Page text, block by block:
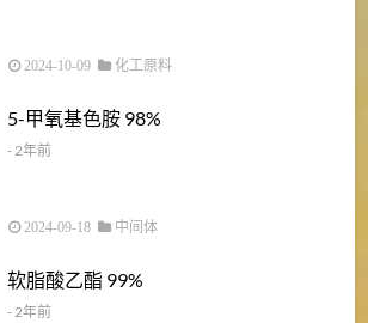
2024-10-09 化工原料
5-甲氧基色胺 98%
- 2年前
2024-09-18 中间体
软脂酸乙酯 99%
- 2年前